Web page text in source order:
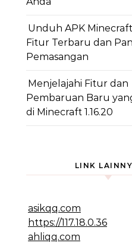
Unduh APK Minecraft
Fitur Terbaru dan
Pemasangan
Menjelajahi Fitur dan
Pembaruan Baru
di Minecraft 1.16.20
LINK
asikqq.com
https://117.18.0.36
ahliqq.com